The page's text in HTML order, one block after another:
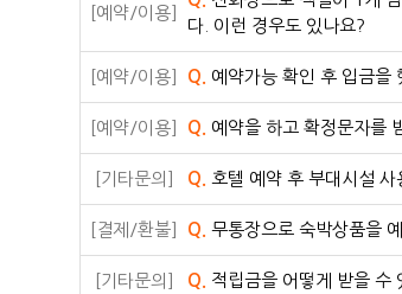
[예약/이용]
다. 이런 경우도 있나요?
[예약/이용] Q. 예약가능 확인 후 입금을
[예약/이용] Q. 예약을 하고 확정문자를
[기타문의] Q. 호텔 예약 후 부대시설 사
[결제/환불] Q. 무통장으로 숙박상품을
[기타문의] Q. 적립금을 어떻게 받을 수